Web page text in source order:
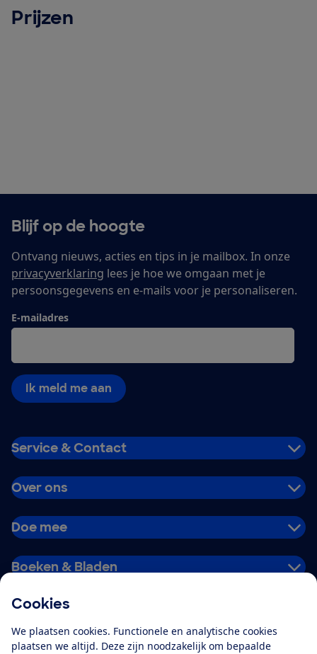
Cookies
We plaatsen cookies. Functionele en analytische cookies
plaatsen we altijd. Deze zijn noodzakelijk om bepaalde
Prijzen
Blijf op de hoogte
Ontvang nieuws, acties en tips in je mailbox. In onze
privacyverklaring lees je hoe we omgaan met je
persoonsgegevens en e-mails voor je personaliseren.
E-mailadres
Ik meld me aan
Service & Contact
Over ons
Doe mee
Boeken & Bladen